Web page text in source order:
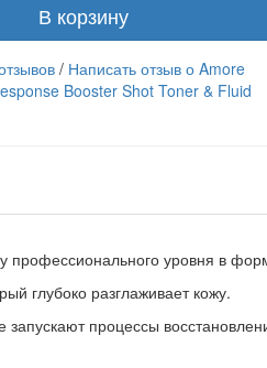
В корзину
/ Написать отзыв о Amore
Booster Shot Toner & Fluid
уровня в
глубоко разглаживает кожу.
процессы